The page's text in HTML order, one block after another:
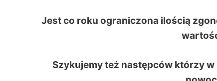
Jest co roku ograniczona ilością
Szykujemy też następców którzy